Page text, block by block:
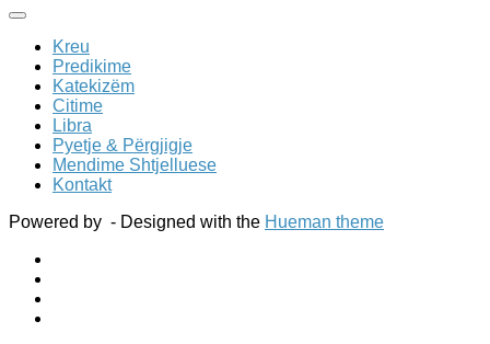
Kreu
Predikime
Katekizëm
Citime
Libra
Pyetje & Përgjigje
Mendime Shtjelluese
Kontakt
Powered by - Designed with the Hueman theme